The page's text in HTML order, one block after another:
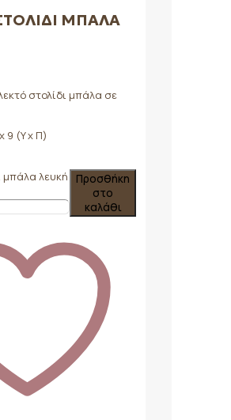
ΜΠΆΛΑ
στολίδι μπάλα σε
9 (Y x Π)
μπάλα λευκή
Προσθήκη
στο
καλάθι